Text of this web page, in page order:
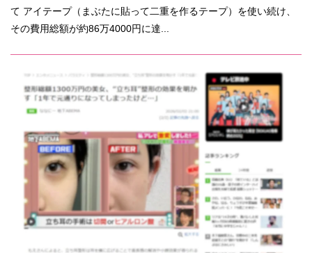
て アイテープ（まぶたに貼って二重を作るテープ）を使い続け、
その費用総額が約86万4000円に達...